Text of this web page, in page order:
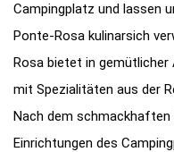
Campingplatz und lassen
Ponte-Rosa kulinarsich
Rosa bietet in gemütlicher
mit Spezialitäten aus der
Nach dem schmackhaften
Einrichtungen des